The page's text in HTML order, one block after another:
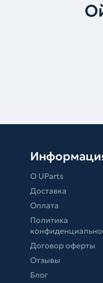
О UParts
Доставка
Оплата
Политика
Договор оферты
Отзывы
Блог